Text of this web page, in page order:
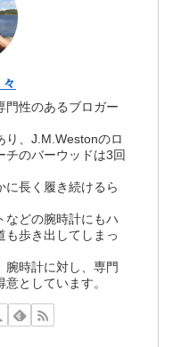
門性のあるブロガー
り、J.M.Westonのロ
チのバーウッドは3回
に長く履き続けるら
などの腕時計にもハ
も歩き出してしまっ
腕時計に対し、専門
としています。